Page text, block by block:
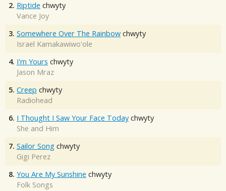
2. Riptide chwyty
Vance Joy
3. Somewhere Over The Rainbow chwyty
Israel Kamakawiwo'ole
4. I'm Yours chwyty
Jason Mraz
5. Creep chwyty
Radiohead
6. I Thought I Saw Your Face Today chwyty
She and Him
7. Sailor Song chwyty
Gigi Perez
8. You Are My Sunshine chwyty
Folk Songs